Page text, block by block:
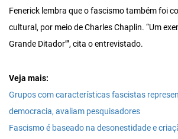
Fenerick lembra que o fascismo também foi
cultural, por meio de Charles Chaplin. “Um
Grande Ditador’”, cita o entrevistado.
Veja mais:
Grupos com características fascistas
democracia, avaliam pesquisadores
Fascismo é baseado na desonestidade e